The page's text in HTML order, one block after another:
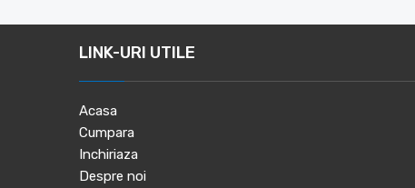
LINK-URI UTILE
Acasa
Cumpara
Inchiriaza
Despre noi